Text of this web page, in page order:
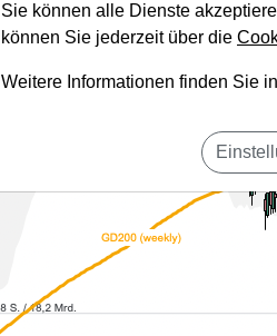
Sie können alle Dienste
können Sie jederzeit über die
Weitere Informationen finden Sie